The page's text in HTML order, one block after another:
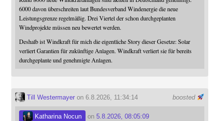
6000 davon überschreiten laut Bundesverband Windenergie die neue
Leistungsgrenze regelmäßig. Drei Viertel der schon durchgeplanten
Windprojekte müssen neu bewertet werden.
Deshalb ist Windkraft für mich die eigentliche Story dieser Gesetze: Solar
verliert Garantien für zukünftige Anlagen. Windkraft verliert sie für bereits
durchgeplante und genehmigte Anlagen.
boosted
Till Westermayeron 6.8.2026, 11:34:14
Katharina Nocun on 5.8.2026, 08:05:09